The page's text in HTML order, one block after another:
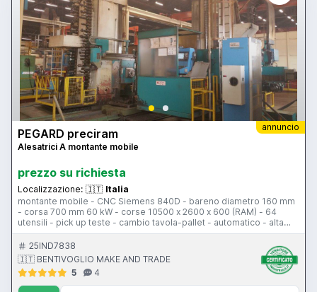
annuncio
PEGARD preciram
Alesatrici A montante mobile
prezzo su richiesta
Localizzazione: 🇮🇹 Italia
montante mobile - CNC Siemens 840D - bareno diametro 160 mm
- corsa 700 mm 60 kW - corse 10500 x 2600 x 600 (RAM) - 64
utensili - pick up teste - cambio tavola-pallet - automatico - alta
pressione
25IND7838
🇮🇹 BENTIVOGLIO MAKE AND TRADE
5
4